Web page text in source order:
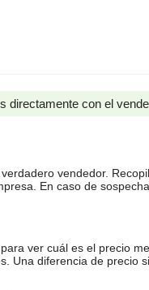
directamente con el
vendedor.
En caso de
ver cuál es el precio
Una diferencia de precio